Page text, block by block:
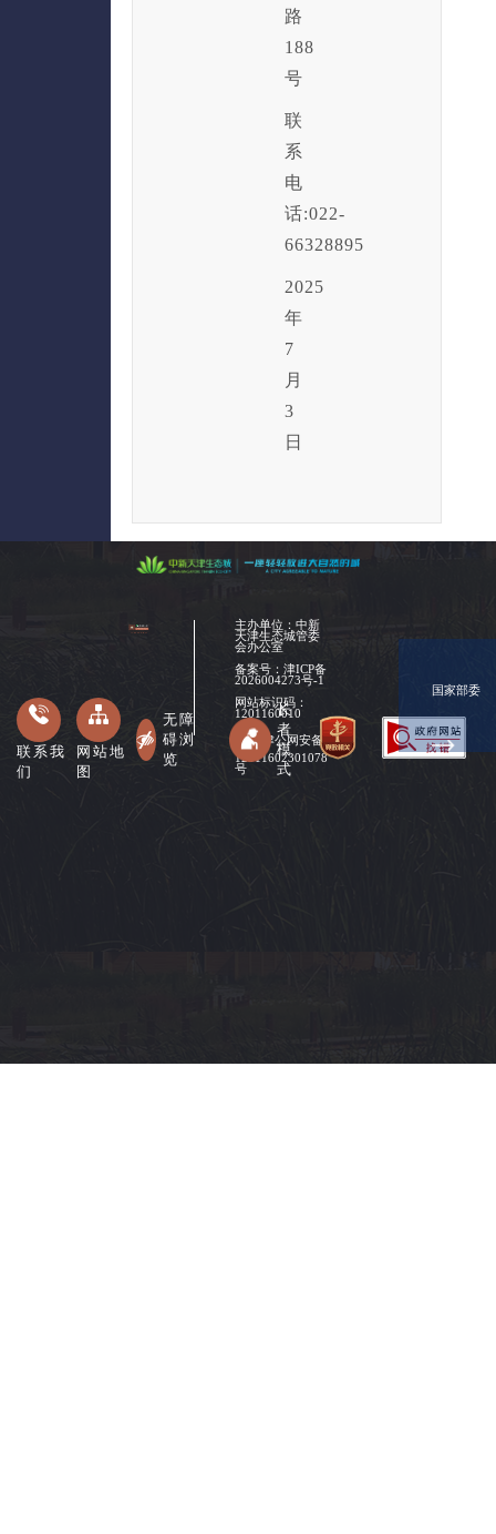
路
188
号
联
系
电
话:022-
66328895
2025
年
7
月
3
日
主办单位：中新
天津生态城管委
会办公室
备案号： 津ICP备
2026004273号-1
网站标识码：
1201160010
津公网安备
12011602301078
号
联系我
们
网站地
图
无障
碍浏
览
长
者
模
式
国家部委